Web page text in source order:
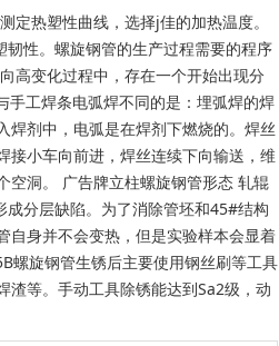
定热塑性曲线，选择j佳的加热温度。
性。螺旋钢管的生产过程需要的程序
高变化过程中，存在一个开始出现分
手工焊条电弧焊不同的是：埋弧焊的焊
焊剂中，电弧是在焊剂下燃烧的。焊丝
接小车向前进，焊丝连续下向输送，维
空洞。 广告牌立柱螺旋钢管形态 轧辊
分层缺陷。为了消除管坯和45#结构
自身并不会变热，但是实验样本会显着
螺旋钢管生锈后主要使用钢丝刷等工具
渣等。手动工具除锈能达到Sa2级，动